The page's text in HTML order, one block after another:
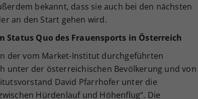
bekannt, dass sie auch bei den nächsten
an den Start gehen wird.
Status Quo des Frauensports in Österreich
der vom Market-Institut durchgeführten
unter der österreichischen Bevölkerung und von
David Pfarrhofer unter die
Hürdenlauf und Höhenflug“. Die